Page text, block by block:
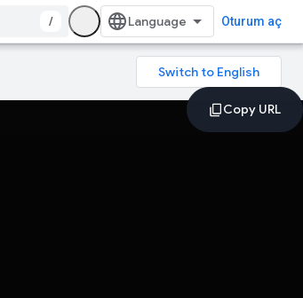
/ Oturum aç